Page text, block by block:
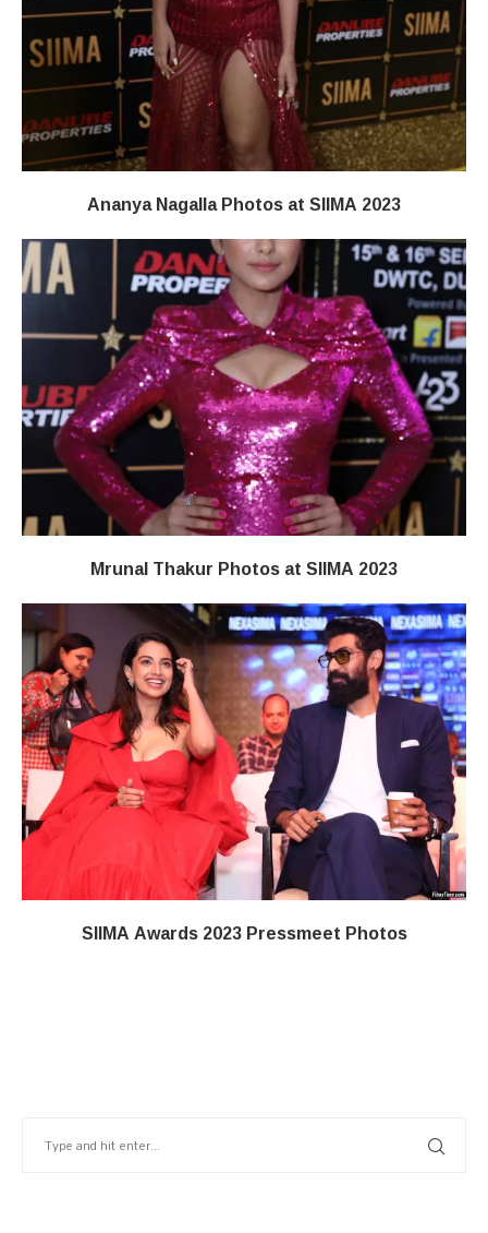
Ananya Nagalla Photos at SIIMA 2023
Mrunal Thakur Photos at SIIMA 2023
SIIMA Awards 2023 Pressmeet Photos